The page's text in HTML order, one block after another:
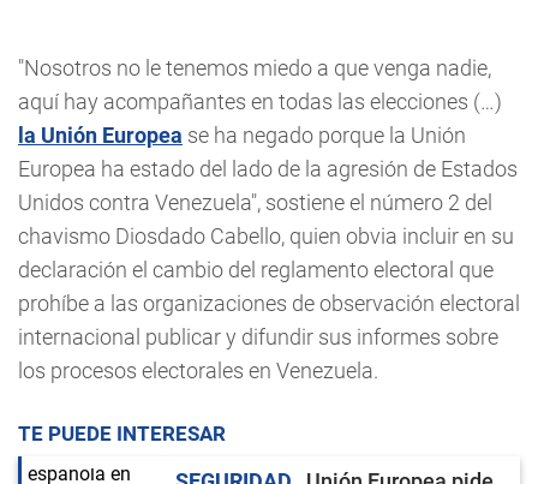
"Nosotros no le tenemos miedo a que venga nadie,
aquí hay acompañantes en todas las elecciones (…)
la Unión Europea se ha negado porque la Unión
Europea ha estado del lado de la agresión de Estados
Unidos contra Venezuela", sostiene el número 2 del
chavismo Diosdado Cabello, quien obvia incluir en su
declaración el cambio del reglamento electoral que
prohíbe a las organizaciones de observación electoral
internacional publicar y difundir sus informes sobre
los procesos electorales en Venezuela.
TE PUEDE INTERESAR